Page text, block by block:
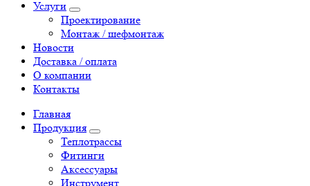
Услуги
Проектирование
Монтаж / шефмонтаж
Новости
Доставка / оплата
О компании
Контакты
Главная
Продукция
Теплотрассы
Фитинги
Аксессуары
Инструмент